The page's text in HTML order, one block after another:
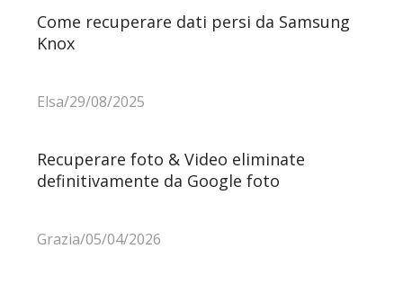
Come recuperare dati persi da Samsung
Knox
Elsa/29/08/2025
Recuperare foto & Video eliminate
definitivamente da Google foto
Grazia/05/04/2026